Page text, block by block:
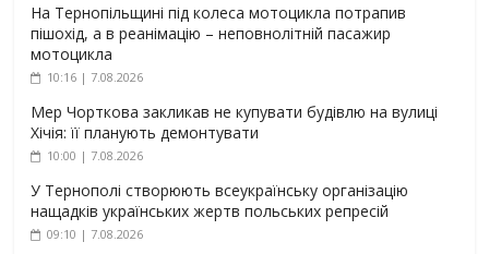
На Тернопільщині під колеса мотоцикла потрапив
пішохід, а в реанімацію – неповнолітній пасажир
мотоцикла
10:16 | 7.08.2026
Мер Чорткова закликав не купувати будівлю на вулиці
Хічія: її планують демонтувати
10:00 | 7.08.2026
У Тернополі створюють всеукраїнську організацію
нащадків українських жертв польських репресій
09:10 | 7.08.2026